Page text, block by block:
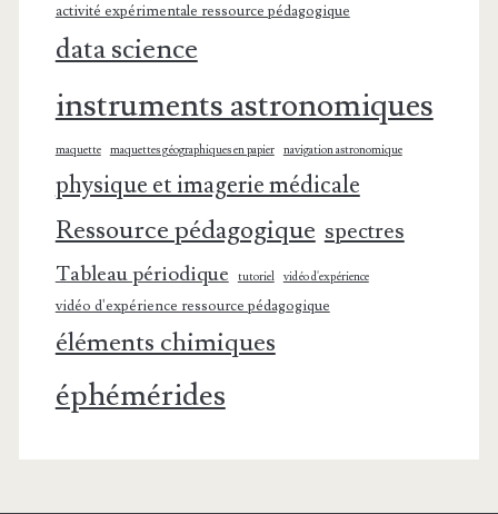
activité expérimentale ressource pédagogique
data science
instruments astronomiques
maquette maquettes géographiques en papier navigation astronomique
physique et imagerie médicale
Ressource pédagogique spectres
Tableau périodique tutoriel vidéo d'expérience
vidéo d'expérience ressource pédagogique
éléments chimiques
éphémérides